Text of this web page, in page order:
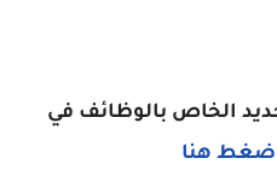
الخاص بالوظائف في
هنا